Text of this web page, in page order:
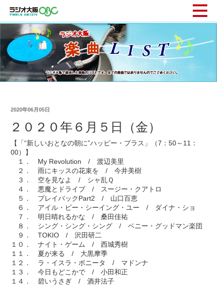
2020年06月05日
２０２０年６月５日（金）
【「“新しいおとなの朝に”ハッピー・プラス」（7：50～11：
00）】
１． My Revolution / 渡辺美里
２． 雨にキッスの花束を / 今井美樹
３． 空を見なよ / シャ乱Ｑ
４． 悪魔とドライブ / スージー・クアトロ
５． プレイバックPart2 / 山口百恵
６． アイル・ビー・シーイング・ユー / ダイナ・ショ
７． 明日晴れるかな / 桑田佳祐
８． シング・シング・シング / ベニー・グッドマン楽団
９． TOKIO / 沢田研二
１０． ナイト・ゲーム / 西城秀樹
１１． 夏が来る / 大黒摩季
１２． ラ・イスラ・ボニータ / マドンナ
１３． 今日もどこかで / 小田和正
１４． 碧いうさぎ / 酒井法子